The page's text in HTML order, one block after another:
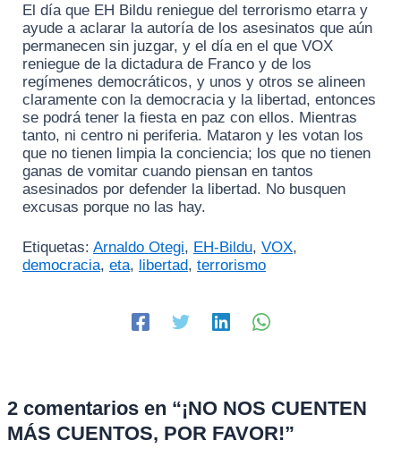
El día que EH Bildu reniegue del terrorismo etarra y
ayude a aclarar la autoría de los asesinatos que aún
permanecen sin juzgar, y el día en el que VOX
reniegue de la dictadura de Franco y de los
regímenes democráticos, y unos y otros se alineen
claramente con la democracia y la libertad, entonces
se podrá tener la fiesta en paz con ellos. Mientras
tanto, ni centro ni periferia. Mataron y les votan los
que no tienen limpia la conciencia; los que no tienen
ganas de vomitar cuando piensan en tantos
asesinados por defender la libertad. No busquen
excusas porque no las hay.
Etiquetas: Arnaldo Otegi, EH-Bildu, VOX,
democracia, eta, libertad, terrorismo
2 comentarios en “¡NO NOS CUENTEN
MÁS CUENTOS, POR FAVOR!”